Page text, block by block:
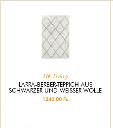
HK Living
LARRA-BERBER-TEPPICH AUS
SCHWARZER UND WEISSER WOLLE
1240.00 Fr.